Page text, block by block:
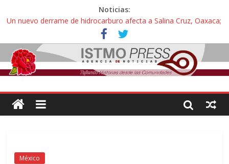
Noticias:
Un nuevo derrame de hidrocarburo afecta a Salina Cruz, Oaxaca;
ahora pescadores de Salinas del Marqués denuncian daños de
Pemex
Ángel, el joven autista expulsado por la Universidad Bienestar de
Ixtepec, Oaxaca vuelve a las aulas tras amparo
Familiares de periodista Alejandro Leyva se reúnen con titular de
intelectuales de su asesinato
Alertan pescadores de Juchitán, Oaxaca de nuevo despojo de su
México